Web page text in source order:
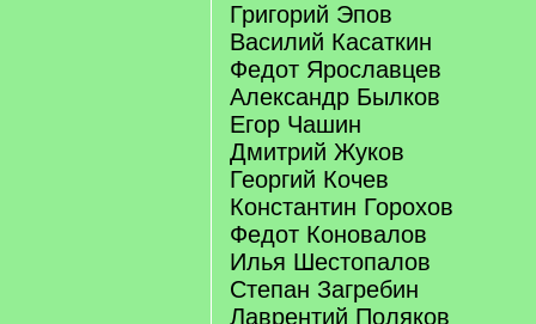
Григорий Эпов
Василий Касаткин
Федот Ярославцев
Александр Былков
Егор Чашин
Дмитрий Жуков
Георгий Кочев
Константин Горохов
Федот Коновалов
Илья Шестопалов
Степан Загребин
Лаврентий Поляков